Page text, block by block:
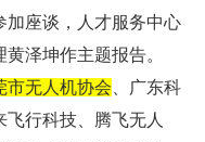
加座谈，人才服务中心
泽坤作主题报告。
市无人机协会 、广东科
行科技、腾飞无人